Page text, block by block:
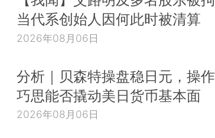
当代系创始人因何此时被清算
2026年08月06日
分析｜贝森特操盘稳日元，操作
巧思能否撬动美日货币基本面
2026年08月06日